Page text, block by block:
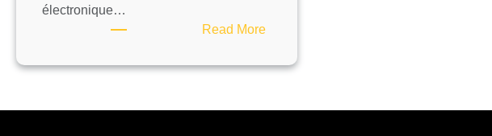
électronique…
Read More:
&